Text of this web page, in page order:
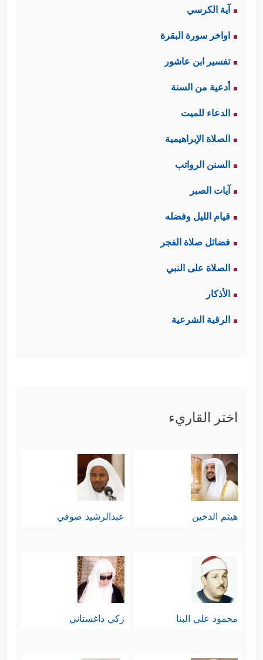
آية الكرسي
اواخر سورة البقرة
تفسير ابن عاشور
أدعية من السنة
الدعاء للميت
الصلاة الإبراهيمية
السنن الرواتب
آيات الصبر
قيام الليل وفضله
فضائل صلاة الفجر
الصلاة على النبي
الأذكار
الرقية الشرعية
اختر القاريء
هيثم الدخين عبدالرشيد صوفي
محمود علي البنا زكي داغستاني